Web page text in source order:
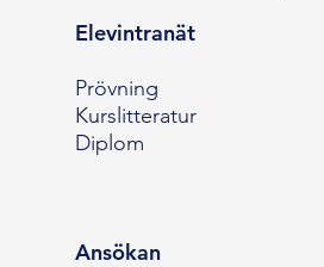
Elevintranät
Prövning
Kurslitteratur
Diplom
Ansökan